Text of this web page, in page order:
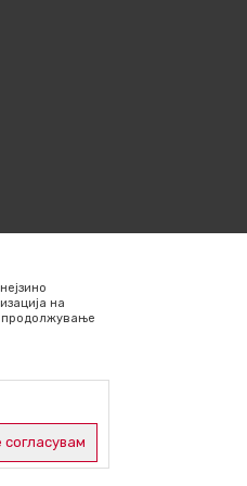
на
продолжување
согласувам